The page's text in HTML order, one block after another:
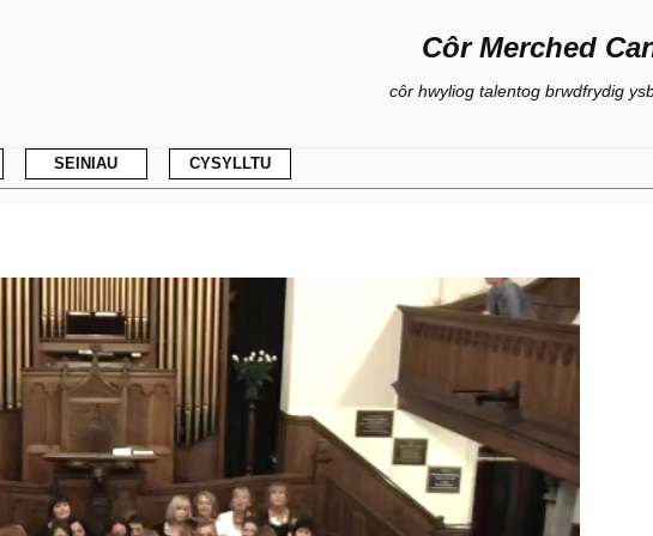
Côr Merched
côr hwyliog talentog brwdfrydig
Neidio
i'r
cynnwys
2010
–
SEINIAU CYSYLLTU